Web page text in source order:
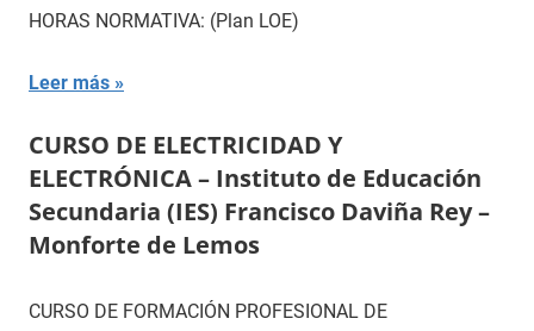
HORAS NORMATIVA: (Plan LOE)
Leer más
CURSO DE ELECTRICIDAD Y
ELECTRÓNICA – Instituto de Educación
Secundaria (IES) Francisco Daviña Rey –
Monforte de Lemos
CURSO DE FORMACIÓN PROFESIONAL DE